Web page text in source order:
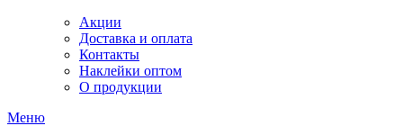
Акции
Доставка и оплата
Контакты
Наклейки оптом
О продукции
Меню